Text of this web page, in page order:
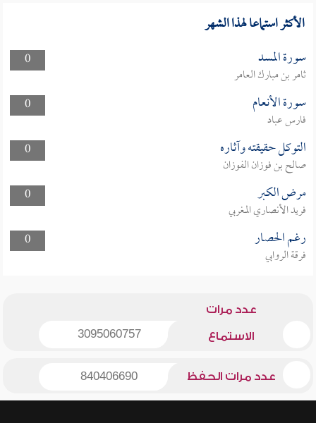
الأكثر استماعا لهذا الشهر
0 سورة المسد
ثامر بن مبارك العامر
0
سورة الأنعام
فارس عباد
0
التوكل حقيقته وآثاره
صالح بن فوزان الفوزان
0
مرض الكبر
فريد الأنصاري المغربي
0
رغم الحصار
فرقة الروابي
عدد مرات
الاستماع 3095060757
عدد مرات الحفظ 840406690